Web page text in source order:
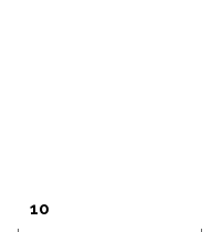
10